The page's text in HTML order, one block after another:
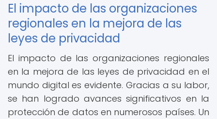
El impacto de las organizaciones
regionales en la mejora de las
leyes de privacidad
El impacto de las organizaciones regionales
en la mejora de las leyes de privacidad en el
mundo digital es evidente. Gracias a su labor,
se han logrado avances significativos en la
protección de datos en numerosos países. Un